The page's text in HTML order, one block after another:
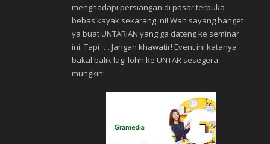
menghadapi persiangan di pasar terbuka
bebas kayak sekarang ini! Wah sayang banget
ya buat UNTARIAN yang ga dateng ke seminar
ini. Tapi …. Jangan khawatir! Event ini katanya
bakal balik lagi lohh ke UNTAR sesegera
mungkin!